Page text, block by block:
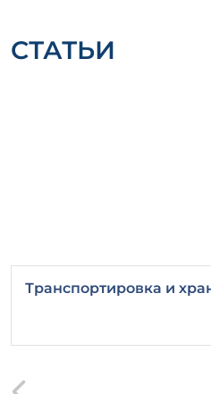
СТАТЬИ
Транспортировка и